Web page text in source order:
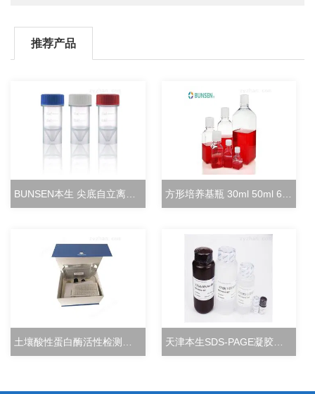
推荐产品
天津本生SDS-PAGE凝胶快速配制试剂盒